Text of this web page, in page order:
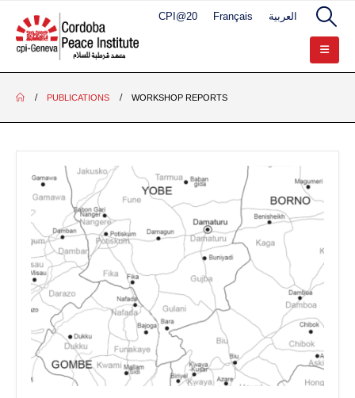
CPI@20 Français العربية
PUBLICATIONS WORKSHOP REPORTS